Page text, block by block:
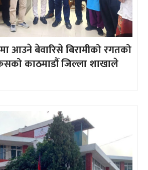
आउने बेवारिसे बिरामीको रगतको
काठमाडौँ जिल्ला शाखाले